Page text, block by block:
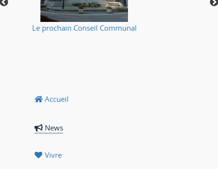
Le prochain Conseil Communal
Accueil
News
Vivre